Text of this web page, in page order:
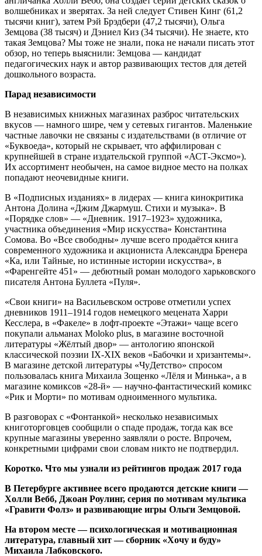
волшебниках и зверятах. За ней следует Стивен Кинг (61,2
тысячи книг), затем Рэй Брэдбери (47,2 тысячи), Ольга
Земцова (38 тысяч) и Дэниел Киз (34 тысячи). Не знаете, кто
такая Земцова? Мы тоже не знали, пока не начали писать этот
обзор, но теперь выяснили: Земцова — кандидат
педагогических наук и автор развивающих тестов для детей
дошкольного возраста.
Парад независимости
В независимых книжных магазинах разброс читательских
вкусов — намного шире, чем у сетевых гигантов. Маленькие
частные лавочки не связаны с издательствами (в отличие от
«Буквоеда», который не скрывает, что аффилирован с
крупнейшей в стране издательской группой «АСТ-Эксмо»).
Их ассортимент необычен, на самое видное место на полках
попадают неочевидные книги.
В «Подписных изданиях» в лидерах — книга кинокритика
Антона Долина «Джим Джармуш. Стихи и музыка». В
«Порядке слов» — «Дневник. 1917–1923» художника,
участника объединения «Мир искусства» Константина
Сомова. Во «Все свободны» лучше всего продаётся книга
современного художника и акциониста Александра Бренера
«Ка, или Тайные, но истинные истории искусства», в
«Фаренгейте 451» — дебютный роман молодого харьковского
писателя Антона Буллета «Пуля».
«Свои книги» на Васильевском острове отметили успех
дневников 1911–1914 годов немецкого мецената Харри
Кесслера, в «Факеле» в лофт-проекте «Этажи» чаще всего
покупали альманах Moloko plus, в магазине восточной
литературы «Жёлтый двор» — антологию японской
классической поэзии IX-XIX веков «Бабочки и хризантемы».
В магазине детской литературы «ЧуДетство» спросом
пользовалась книга Михаила Зощенко «Лёля и Минька», а в
магазине комиксов «28-й» — научно-фантастический комикс
«Рик и Морти» по мотивам одноименного мультика.
В разговорах с «Фонтанкой» несколько независимых
книготорговцев сообщили о спаде продаж, тогда как все
крупные магазины уверенно заявляли о росте. Впрочем,
конкретными цифрами свои словам никто не подтвердил.
Коротко. Что мы узнали из рейтингов продаж 2017 года
В Петербурге активнее всего продаются детские книги —
Холли Вебб, Джоан Роулинг, серия по мотивам мультика
«Гравити Фолз» и развивающие игры Ольги Земцовой.
На втором месте — психологическая и мотивационная
литература, главный хит — сборник «Хочу и буду»
Михаила Лабковского.